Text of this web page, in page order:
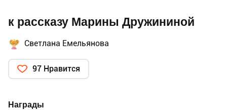
к рассказу Марины Дружининой
Светлана Емельянова
97 Нравится
Награды